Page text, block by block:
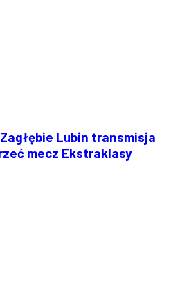
Lubin transmisja
mecz Ekstraklasy